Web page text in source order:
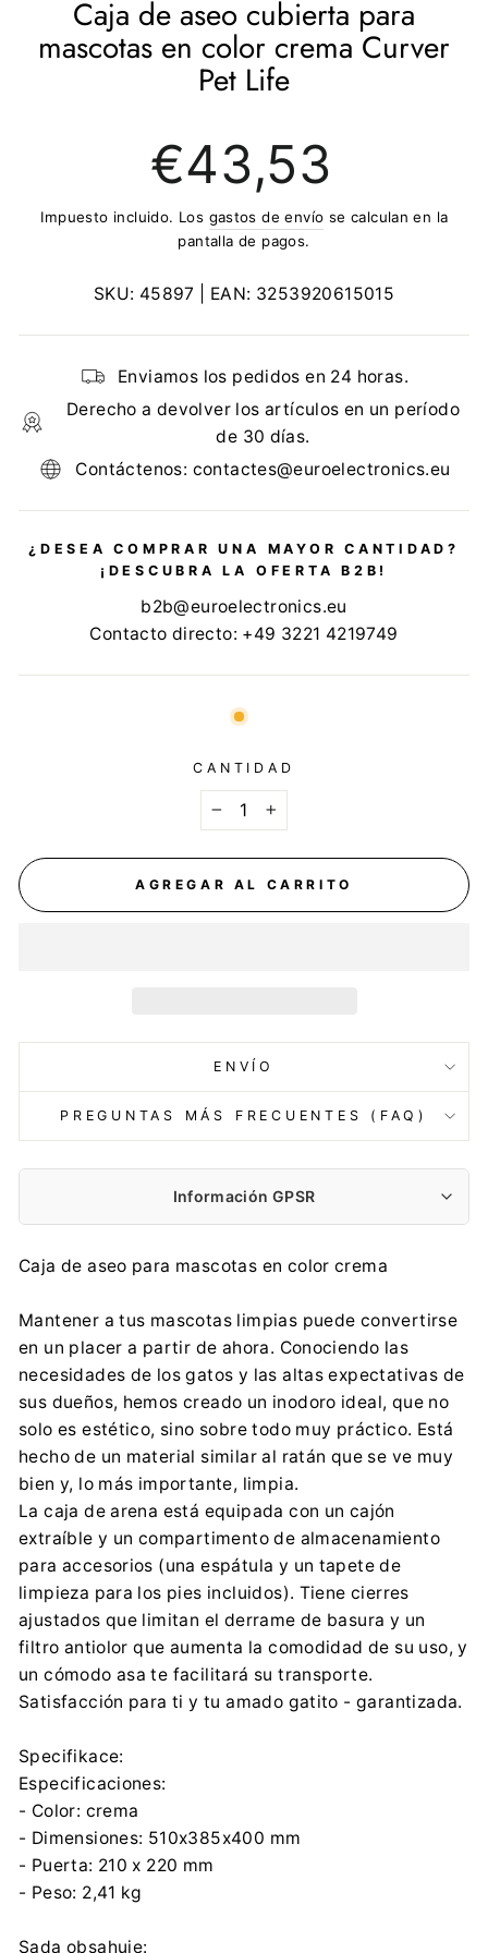
Caja de aseo cubierta para
mascotas en color crema Curver
Pet Life
regular
€43,53
Impuesto incluido. Los gastos de envío se calculan en la
pantalla de pagos.
SKU: 45897 | EAN: 3253920615015
Enviamos los pedidos en 24 horas.
Derecho a devolver los artículos en un período
de 30 días.
Contáctenos: contactes@euroelectronics.eu
¿DESEA COMPRAR UNA MAYOR CANTIDAD?
¡DESCUBRA LA OFERTA B2B!
b2b@euroelectronics.eu
Contacto directo: +49 3221 4219749
CANTIDAD
+
AGREGAR AL CARRITO
ENVÍO
PREGUNTAS MÁS FRECUENTES (FAQ)
Información GPSR
Keter Poland Sp. z o.o.
gpsr.ketereu@keter.com
0048 59 841 98 31
Importador:
Keter Poland Sp. z o.o.
Aleje Jerozolimskie 212a, 02-486 Warszawa
gpsr.ketereu@keter.com
0048 59 841 98 31
Caja de aseo para mascotas en color crema
Mantener a tus mascotas limpias puede convertirse
en un placer a partir de ahora. Conociendo las
necesidades de los gatos y las altas expectativas de
sus dueños, hemos creado un inodoro ideal, que no
solo es estético, sino sobre todo muy práctico. Está
hecho de un material similar al ratán que se ve muy
bien y, lo más importante, limpia.
La caja de arena está equipada con un cajón
extraíble y un compartimento de almacenamiento
para accesorios (una espátula y un tapete de
limpieza para los pies incluidos). Tiene cierres
ajustados que limitan el derrame de basura y un
filtro antiolor que aumenta la comodidad de su uso, y
un cómodo asa te facilitará su transporte.
Satisfacción para ti y tu amado gatito - garantizada.
Specifikace:
Especificaciones:
- Color: crema
- Dimensiones: 510x385x400 mm
- Puerta: 210 x 220 mm
- Peso: 2,41 kg
Sada obsahuje: